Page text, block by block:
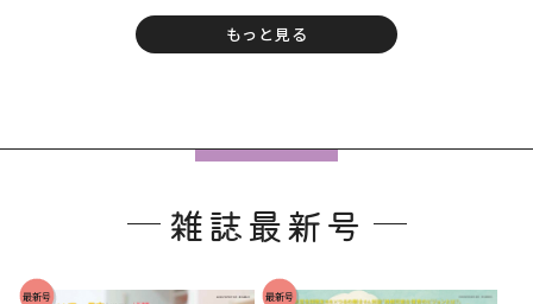
もっと見る
雑誌最新号
最新号 最新号